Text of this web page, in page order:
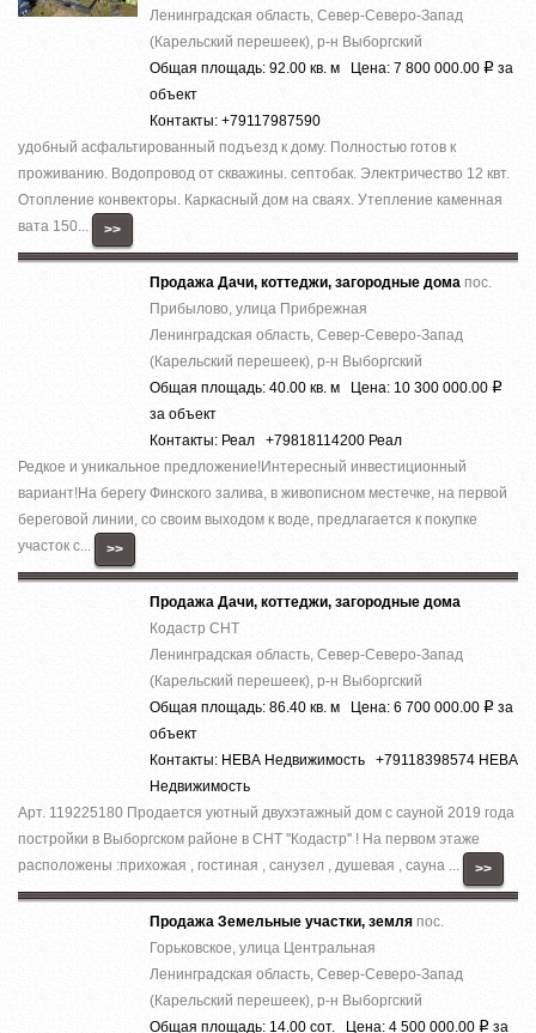
Ленинградская область, Север-Северо-Запад
(Карельский перешеек), р-н Выборгский
Общая площадь: 92.00 кв. м Цена: 7 800 000.00 Р за
объект
Контакты: +79117987590
удобный асфальтированный подъезд к дому. Полностью готов к
проживанию. Водопровод от скважины. септобак. Электричество 12 квт.
Отопление конвекторы. Каркасный дом на сваях. Утепление каменная
вата 150...
>>
Продажа Дачи, коттеджи, загородные дома пос.
Прибылово, улица Прибрежная
Ленинградская область, Север-Северо-Запад
(Карельский перешеек), р-н Выборгский
Общая площадь: 40.00 кв. м Цена: 10 300 000.00 Р
за объект
Контакты: Реал +79818114200 Реал
Редкое и уникальное предложение!Интересный инвестиционный
вариант!На берегу Финского залива, в живописном местечке, на первой
береговой линии, со своим выходом к воде, предлагается к покупке
участок с...
>>
Продажа Дачи, коттеджи, загородные дома
Кодастр СНТ
Ленинградская область, Север-Северо-Запад
(Карельский перешеек), р-н Выборгский
Общая площадь: 86.40 кв. м Цена: 6 700 000.00 Р за
объект
Контакты: НЕВА Недвижимость +79118398574 НЕВА
Недвижимость
Арт. 119225180 Продается уютный двухэтажный дом с сауной 2019 года
постройки в Выборгском районе в СНТ ''Кодастр'' ! На первом этаже
расположены :прихожая , гостиная , санузел , душевая , сауна ...
>>
Продажа Земельные участки, земля пос.
Горьковское, улица Центральная
Ленинградская область, Север-Северо-Запад
(Карельский перешеек), р-н Выборгский
Общая площадь: 14.00 сот. Цена: 4 500 000.00 Р за